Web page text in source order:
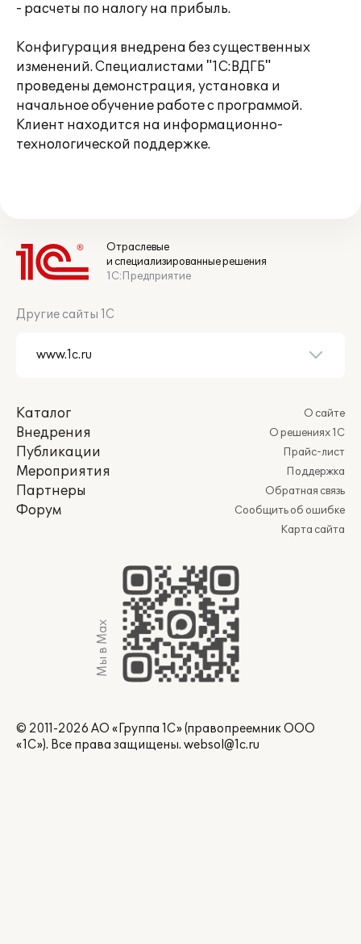
- расчеты по налогу на прибыль.
Конфигурация внедрена без существенных
изменений. Специалистами "1С:ВДГБ"
проведены демонстрация, установка и
начальное обучение работе с программой.
Клиент находится на информационно-
технологической поддержке.
Отраслевые
и специализированные решения
1С:Предприятие
Другие сайты 1С
Каталог
Внедрения
Публикации
Мероприятия
Партнеры
Форум
О сайте
О решениях 1С
Прайс-лист
Поддержка
Обратная связь
Сообщить об ошибке
Карта сайта
Мы в Max
© 2011-2026 АО «Группа 1С» (правопреемник ООО
«1С»). Все права защищены. websol@1c.ru